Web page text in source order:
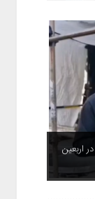
اربعین